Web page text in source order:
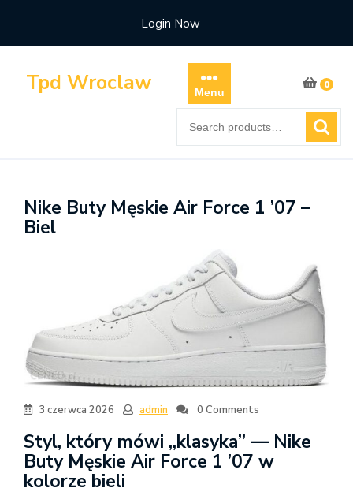
content
Login Now
Tpd Wroclaw Menu
0
for:
Nike Buty Męskie Air Force 1 ’07 –
Biel
3 czerwca 2026 admin 0 Comments
Styl, który mówi „klasyka” — Nike
Buty Męskie Air Force 1 ’07 w
kolorze bieli